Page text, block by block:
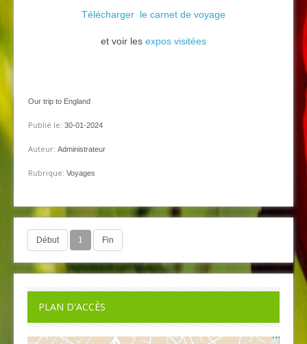
Télécharger le carnet de voyage
et voir les expos visitées
Our trip to England
Publié le: 30-01-2024
Auteur: Administrateur
Rubrique: Voyages
Début 1 Fin
PLAN D'ACCÈS